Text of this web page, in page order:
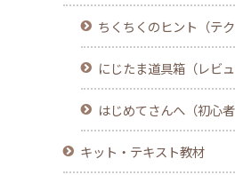
ちくちくのヒント（テク
にじたま道具箱（レビ
はじめてさんへ（初心者
キット・テキスト教材